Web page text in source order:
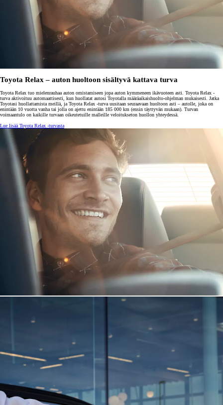
Toyota Relax – auton huoltoon sisältyvä kattava turva
Toyota Relax tuo mielenrauhaa auton omistamiseen jopa auton kymmeneen ikävuoteen asti. Toyota Relax -
turva aktivoituu automaattisesti, kun huollatat autosi Toyotalla määräaikaishuolto-ohjelman mukaisesti. Jatka
Toyotasi huollattamista meillä, ja Toyota Relax -turva uusitaan seuraavaan huoltoon asti – autolle, joka on
enintään 10 vuotta vanha tai jolla on ajettu enintään 185 000 km (ensin täyttyvän mukaan). Turvan
voimaantulo on kaikille turvaan oikeutetuille malleille veloitukseton huollon yhteydessä.
Lue lisää Toyota Relax -turvasta